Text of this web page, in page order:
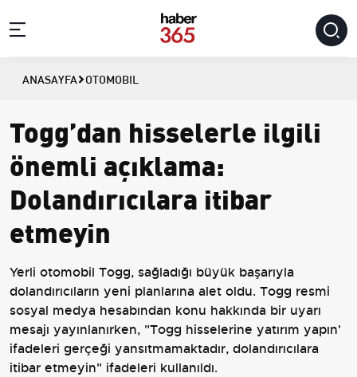
ANASAYFA OTOMOBIL
Togg’dan hisselerle ilgili
önemli açıklama:
Dolandırıcılara itibar
etmeyin
Yerli otomobil Togg, sağladığı büyük başarıyla
dolandırıcıların yeni planlarına alet oldu. Togg resmi
sosyal medya hesabından konu hakkında bir uyarı
mesajı yayınlanırken, "Togg hisselerine yatırım yapın'
ifadeleri gerçeği yansıtmamaktadır, dolandırıcılara
itibar etmeyin" ifadeleri kullanıldı.